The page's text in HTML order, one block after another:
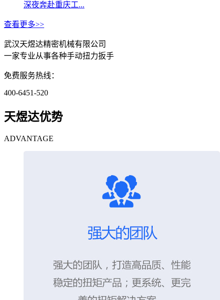
深夜奔赴重庆工...
查看更多>>
武汉天煜达精密机械有限公司
一家专业从事各种手动扭力扳手
免费服务热线：
400-6451-520
天煜达优势
ADVANTAGE